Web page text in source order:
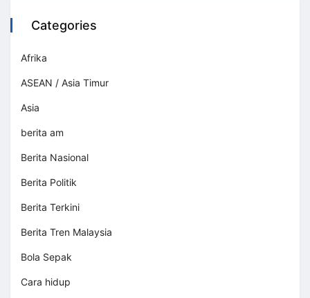
Categories
Afrika
ASEAN / Asia Timur
Asia
berita am
Berita Nasional
Berita Politik
Berita Terkini
Berita Tren Malaysia
Bola Sepak
Cara hidup